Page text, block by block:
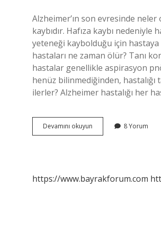
Alzheimer’ın son evresinde
kaybıdır. Hafıza kaybı
yeteneği kaybolduğu için
hastaları ne zaman ölür? Tanı
hastalar genellikle aspirasyon
henüz bilinmediğinden,
ilerler? Alzheimer hastalığı her
Devamını okuyun Alzheimer
Tedavi
8 Yorum
https://www.bayrakforum.com